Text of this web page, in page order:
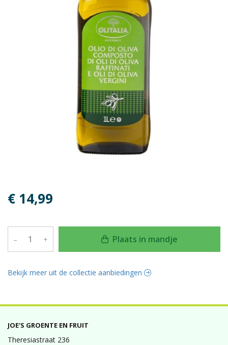
€ 14,99
– + Plaats in mandje
Bekijk meer uit de collectie aanbiedingen
JOE'S GROENTE EN FRUIT
Theresiastraat 236